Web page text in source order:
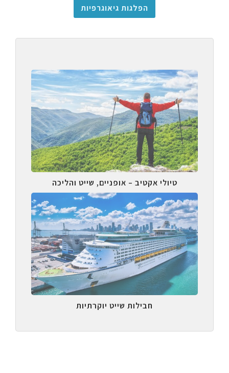
הפלגות גיאוגרפיות
טיולי אקטיב – אופניים, שייט והליכה
חבילות שייט יוקרתיות